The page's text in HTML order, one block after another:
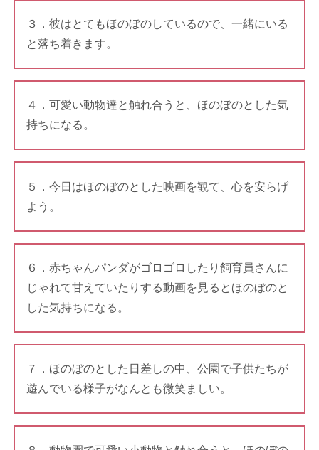
３．彼はとてもほのぼのしているので、一緒にいる
と落ち着きます。
４．可愛い動物達と触れ合うと、ほのぼのとした気
持ちになる。
５．今日はほのぼのとした映画を観て、心を安らげ
よう。
６．赤ちゃんパンダがゴロゴロしたり飼育員さんに
じゃれて甘えていたりする動画を見るとほのぼのと
した気持ちになる。
７．ほのぼのとした日差しの中、公園で子供たちが
遊んでいる様子がなんとも微笑ましい。